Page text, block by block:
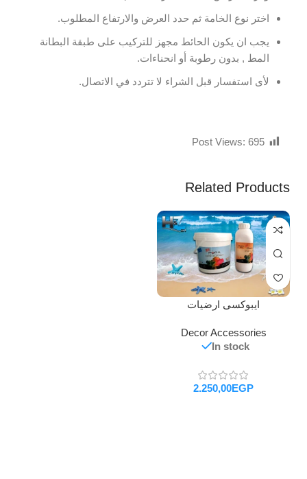
اختر نوع الخامة ثم حدد العرض والارتفاع المطلوب.
يجب ان يكون الحائط مجهز للتركيب على طبقة البطانة
المط , بدون رطوبة أو انحناءات.
لأى استفسار قبل الشراء لا تتردد في الاتصال.
Post Views: 695
Related Products
ايبوكسى ارضيات
Decor Accessories
In stock
EGP